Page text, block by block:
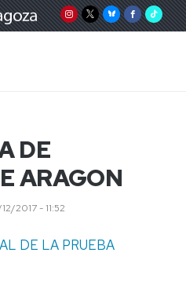
DE
ARAGON
2017 - 11:52
DE LA PRUEBA